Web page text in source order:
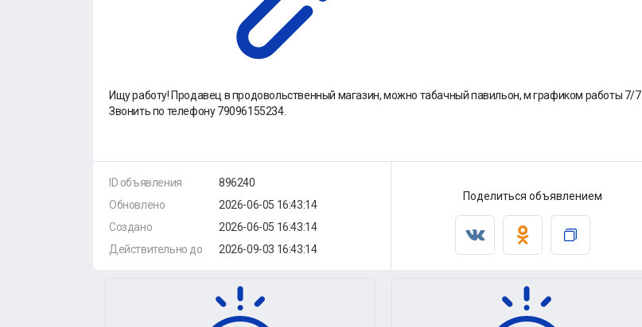
Ищу работу! Продавец в продовольственный магазин, можно табачный павильон, м графиком работы 7/7.
Звонить по телефону 79096155234.
ID объявления
Обновлено
Создано
Действительно до
896240
2026-06-05 16:43:14
2026-06-05 16:43:14
2026-09-03 16:43:14
Поделиться объявлением